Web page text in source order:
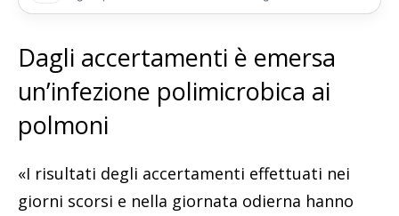
Dagli accertamenti è emersa
un’infezione polimicrobica ai
polmoni
«I risultati degli accertamenti effettuati nei
giorni scorsi e nella giornata odierna hanno